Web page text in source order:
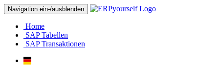
Navigation ein-/ausblenden
Home
SAP Tabellen
SAP Transaktionen